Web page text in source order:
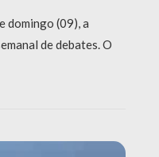
domingo (09), a
de debates. O